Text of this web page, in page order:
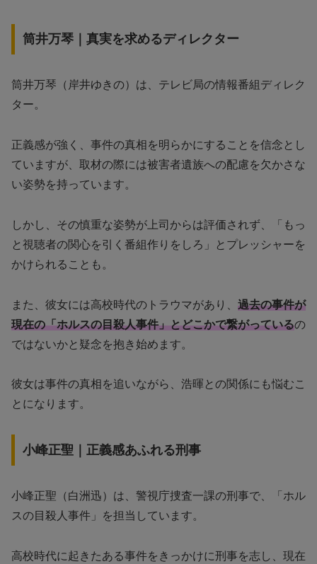
筒井万琴｜真実を求めるディレクター
筒井万琴（岸井ゆきの）は、テレビ局の情報番組ディレク
ター。
正義感が強く、事件の真相を明らかにすることを信念とし
ていますが、取材の際には被害者遺族への配慮を欠かさな
い姿勢を持っています。
しかし、その慎重な姿勢が上司からは評価されず、「もっ
と視聴者の関心を引く番組作りをしろ」とプレッシャーを
かけられることも。
また、彼女には高校時代のトラウマがあり、 過去の事件が
現在の「ホルスの目殺人事件」とどこかで繋がっているの
ではないかと疑念を抱き始めます。
彼女は事件の真相を追いながら、浩暉との関係にも悩むこ
とになります。
小峰正聖｜正義感あふれる刑事
小峰正聖（白洲迅）は、警視庁捜査一課の刑事で、「ホル
スの目殺人事件」を担当しています。
高校時代に起きたある事件をきっかけに刑事を志し、現在